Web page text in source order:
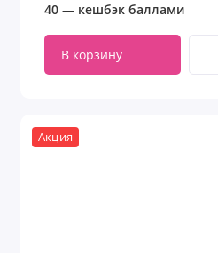
40 — кешбэк баллами
В корзину
Акция